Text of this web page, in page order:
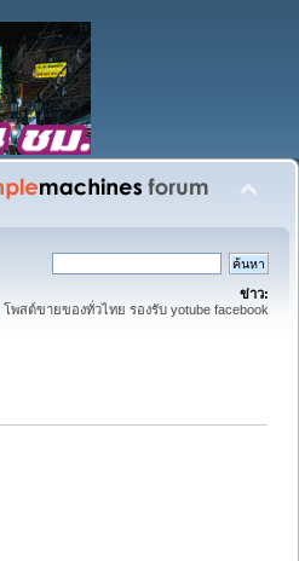
ข่าว:
โพสต์ขายของทั่วไทย รองรับ yotube facebook